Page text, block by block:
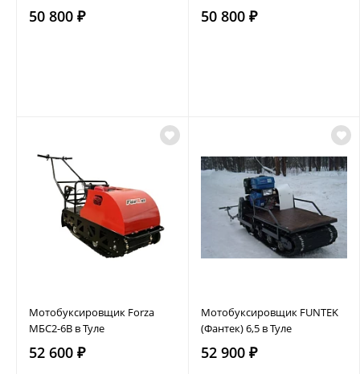
50 800 ₽ 50 800 ₽
Мотобуксировщик Forza
МБС2-6В в Туле
52 600 ₽
Мотобуксировщик FUNTEK
(Фантек) 6,5 в Туле
52 900 ₽